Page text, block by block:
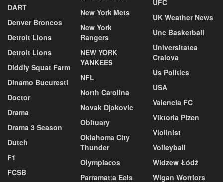
DART
Denver Broncos
Detroit Lions
Detroit Lions
Diddly Squat Farm
Dinamo Bucuresti
Doctor
Drama
Drama 3 Season
Dutch
F1
FCSB
New York Mets
New York
Rangers
NEW YORK
YANKEES
NFL
North Carolina
Novak Djokovic
Obituary
Oklahoma City
Thunder
Olympiacos
Parramatta Eels
UFC
UK Weather News
Unc Basketball
Universitatea
Craiova
Us Politics
USA
Valencia FC
Viktoria Plzen
Violinist
Volleyball
Widzew Łódź
Wigan Worriors